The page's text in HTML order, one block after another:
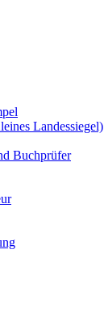
Landessiegel)
Buchprüfer